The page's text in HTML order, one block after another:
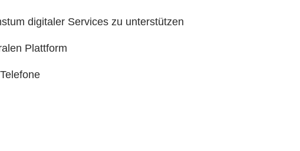
digitaler Services zu unterstützen
Plattform